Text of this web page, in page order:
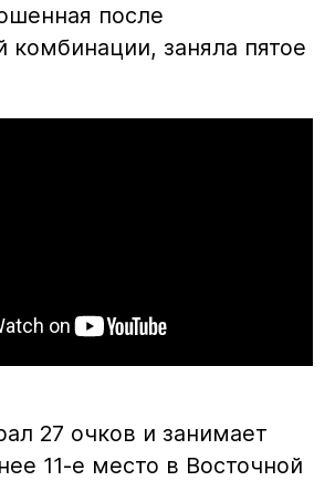
после
комбинации, заняла пятое
27 очков и занимает
11-е место в Восточной